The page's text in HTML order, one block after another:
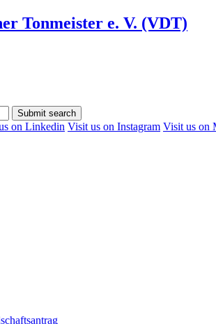
Tonmeister e. V. (VDT)
Submit search
on Linkedin Visit us on Instagram Visit us on